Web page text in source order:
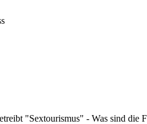
"Sextourismus" - Was sind die